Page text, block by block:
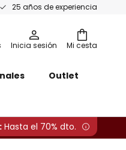
25 años de experiencia
Mi cesta
Inicia sesión
Outlet
Hasta el 70% dto.